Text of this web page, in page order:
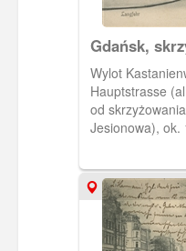
Gdańsk,
Lendziona i
Wylot
Hauptstrasse
od
Jesionowa), ok.
mięsny Maa